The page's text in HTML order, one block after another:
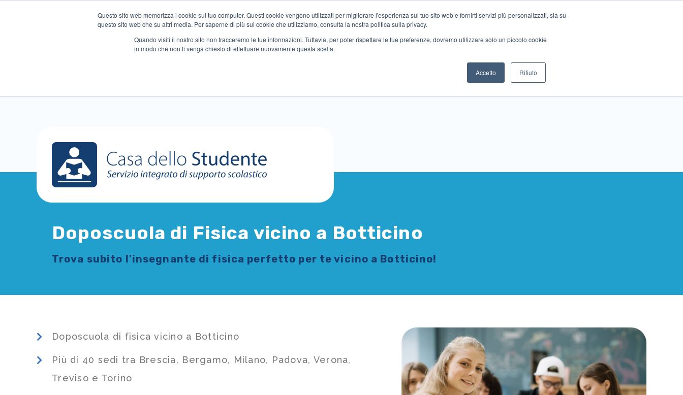
Questo sito web memorizza i cookie sul tuo computer. Questi cookie vengono utilizzati per migliorare l'esperienza sul tuo sito web e fornirti servizi più personalizzati, sia su
questo sito web che su altri media. Per saperne di più sui cookie che utilizziamo, consulta la nostra politica sulla privacy.
Quando visiti il ​​nostro sito non tracceremo le tue informazioni. Tuttavia, per poter rispettare le tue preferenze, dovremo utilizzare solo un piccolo cookie
in modo che non ti venga chiesto di effettuare nuovamente questa scelta.
Accetto Rifiuto
Doposcuola di Fisica vicino a Botticino
Trova subito l'insegnante di fisica perfetto per te vicino a Botticino!
Doposcuola di fisica vicino a Botticino
Più di 40 sedi tra Brescia, Bergamo, Milano, Padova, Verona,
Treviso e Torino